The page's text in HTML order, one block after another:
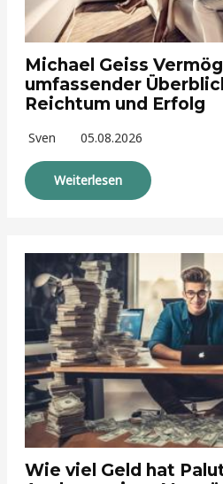
Michael Geiss
umfassender
Reichtum und Erfolg
Sven 05.08.2026
Weiterlesen
Wie viel Geld hat